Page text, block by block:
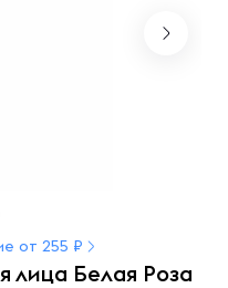
от 255 ₽
лица Белая Роза